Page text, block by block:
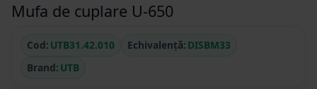
Mufa de cuplare U-650
Cod: UTB31.42.010 Echivalență: DISBM33
Brand: UTB